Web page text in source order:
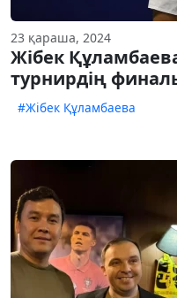
23 қараша, 2024
Жібек
турнирдің
#Жібек Құламбаева